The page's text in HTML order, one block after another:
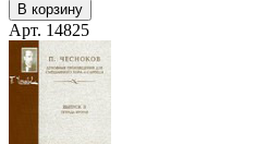
В корзину
Арт. 14825